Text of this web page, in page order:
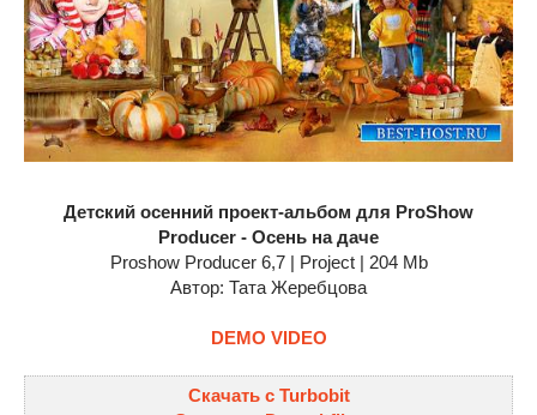
Детский осенний проект-альбом для ProShow
Producer - Осень на даче
Proshow Producer 6,7 | Project | 204 Mb
Автор: Тата Жеребцова
DEMO VIDEO
Скачать с Turbobit